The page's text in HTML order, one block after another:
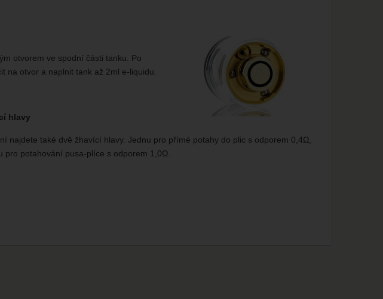
otvorem ve spodní části tanku. Po
na otvor a naplnit tank až 2ml e-liquidu.
hlavy
najdete také dvě žhavící hlavy. Jednu pro přímé potahy do plic s odporem 0,4Ω,
pro potahování pusa-plíce s odporem 1,0Ω.